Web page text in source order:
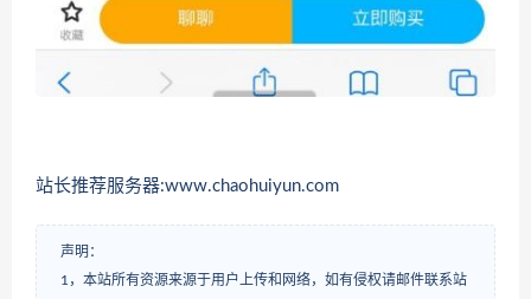
站长推荐服务器:www.chaohuiyun.com
声明：
1，本站所有资源来源于用户上传和网络，如有侵权请邮件联系站